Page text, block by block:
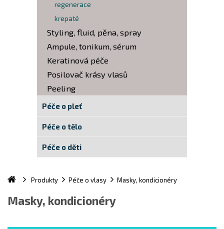
regenerace
krepaté
Styling, fluid, pěna, spray
Ampule, tonikum, sérum
Keratinová péče
Posilovač krásy vlasů
Peeling
Péče o pleť
Péče o tělo
Péče o děti
Produkty Péče o vlasy Masky, kondicionéry
Masky, kondicionéry